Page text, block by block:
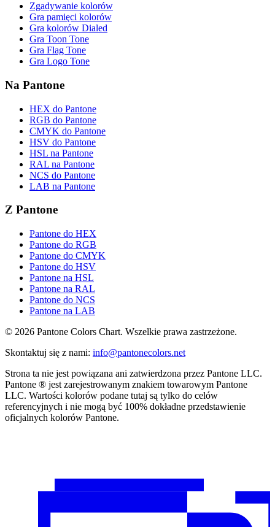
Zgadywanie kolorów
Gra pamięci kolorów
Gra kolorów Dialed
Gra Toon Tone
Gra Flag Tone
Gra Logo Tone
Na Pantone
HEX do Pantone
RGB do Pantone
CMYK do Pantone
HSV do Pantone
HSL na Pantone
RAL na Pantone
NCS do Pantone
LAB na Pantone
Z Pantone
Pantone do HEX
Pantone do RGB
Pantone do CMYK
Pantone do HSV
Pantone na HSL
Pantone na RAL
Pantone do NCS
Pantone na LAB
© 2026 Pantone Colors Chart. Wszelkie prawa zastrzeżone.
Skontaktuj się z nami: info@pantonecolors.net
Strona ta nie jest powiązana ani zatwierdzona przez Pantone LLC.
Pantone ® jest zarejestrowanym znakiem towarowym Pantone
LLC. Wartości kolorów podane tutaj są tylko do celów
referencyjnych i nie mogą być 100% dokładne przedstawienie
oficjalnych kolorów Pantone.